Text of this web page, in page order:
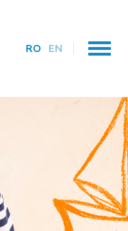
RO EN